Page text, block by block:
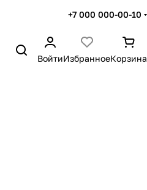
+7 000 000-00-10
ВойтиИзбранноеКорзина